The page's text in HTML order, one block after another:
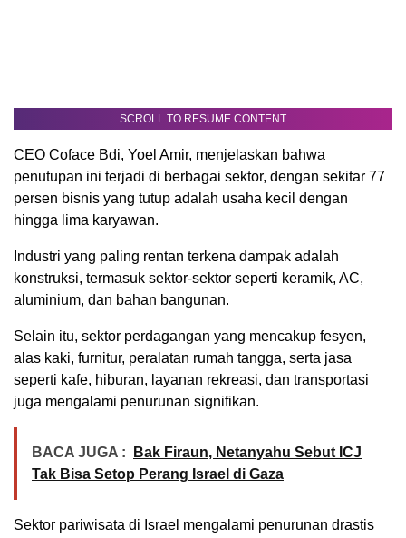
SCROLL TO RESUME CONTENT
CEO Coface Bdi, Yoel Amir, menjelaskan bahwa
penutupan ini terjadi di berbagai sektor, dengan sekitar 77
persen bisnis yang tutup adalah usaha kecil dengan
hingga lima karyawan.
Industri yang paling rentan terkena dampak adalah
konstruksi, termasuk sektor-sektor seperti keramik, AC,
aluminium, dan bahan bangunan.
Selain itu, sektor perdagangan yang mencakup fesyen,
alas kaki, furnitur, peralatan rumah tangga, serta jasa
seperti kafe, hiburan, layanan rekreasi, dan transportasi
juga mengalami penurunan signifikan.
BACA JUGA :
Bak Firaun, Netanyahu Sebut ICJ
Tak Bisa Setop Perang Israel di Gaza
Sektor pariwisata di Israel mengalami penurunan drastis